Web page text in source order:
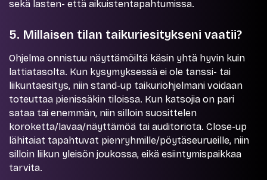
sekä lasten- että aikuistentapahtumissa.
5. Millaisen tilan taikuriesitykseni vaatii?
Ohjelma onnistuu näyttämöiltä käsin yhtä hyvin kuin
lattiatasolta. Kun kysymyksessä ei ole tanssi- tai
liikuntaesitys, niin stand-up taikuriohjelmani voidaan
toteuttaa pienissäkin tiloissa. Kun katsojia on pari
sataa tai enemmän, niin silloin suosittelen
koroketta/lavaa/näyttämöä tai auditoriota. Close-up
lähitaiat tapahtuvat pienryhmille/pöytäseurueille, niin
silloin liikun yleisön joukossa, eikä esiintymispaikkaa
tarvita.